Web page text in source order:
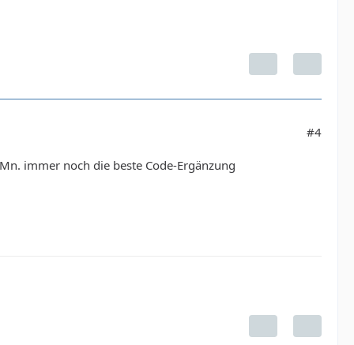
#4
immer noch die beste Code-Ergänzung